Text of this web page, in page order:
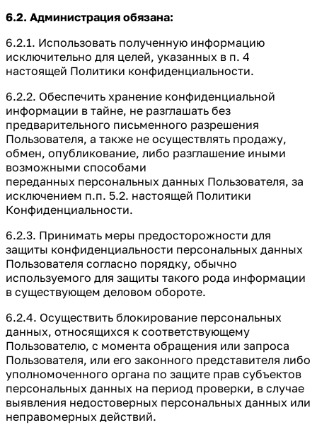
6.2. Администрация обязана:
6.2.1. Использовать полученную информацию
исключительно для целей, указанных в п. 4
настоящей Политики конфиденциальности.
6.2.2. Обеспечить хранение конфиденциальной
информации в тайне, не разглашать без
предварительного письменного разрешения
Пользователя, а также не осуществлять продажу,
обмен, опубликование, либо разглашение иными
возможными способами
переданных персональных данных Пользователя, за
исключением п.п. 5.2. настоящей Политики
Конфиденциальности.
6.2.3. Принимать меры предосторожности для
защиты конфиденциальности персональных данных
Пользователя согласно порядку, обычно
используемого для защиты такого рода информации
в существующем деловом обороте.
6.2.4. Осуществить блокирование персональных
данных, относящихся к соответствующему
Пользователю, с момента обращения или запроса
Пользователя, или его законного представителя либо
уполномоченного органа по защите прав субъектов
персональных данных на период проверки, в случае
выявления недостоверных персональных данных или
неправомерных действий.